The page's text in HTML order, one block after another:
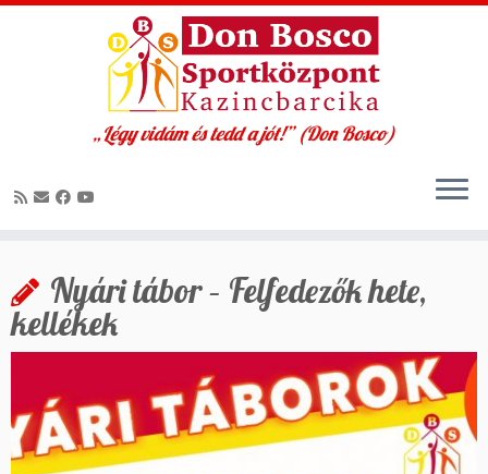
content
„Légy vidám és tedd a jót!” (Don Bosco)
Nyári tábor – Felfedezők hete,
kellékek